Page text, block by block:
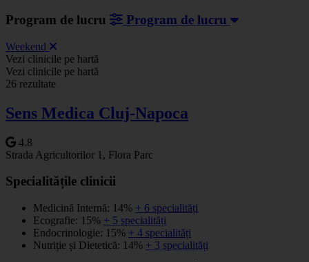
Program de lucru Program de lucru
Weekend
+
−
Vezi clinicile pe hartă
Vezi clinicile pe hartă
26 rezultate
Sens Medica Cluj-Napoca
4.8
Strada Agricultorilor 1, Flora Parc
Specialitățile clinicii
Medicină Internă: 14% + 6 specialități
Ecografie: 15% + 5 specialități
Endocrinologie: 15% + 4 specialități
Nutriție și Dietetică: 14% + 3 specialități